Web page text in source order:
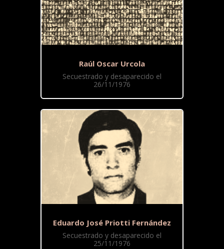
Raúl Oscar Urcola
Secuestrado y desaparecido el
26/11/1976
Eduardo José Priotti Fernández
Secuestrado y desaparecido el
25/11/1976